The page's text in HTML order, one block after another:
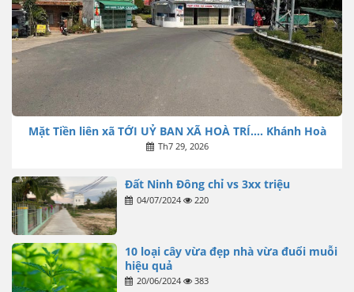
Mặt Tiền liên xã TỚI UỶ BAN XÃ HOÀ TRÍ…. Khánh Hoà
Th7 29, 2026
Đất Ninh Đông chỉ vs 3xx triệu
04/07/2024 220
10 loại cây vừa đẹp nhà vừa đuổi muỗi
hiệu quả
20/06/2024 383